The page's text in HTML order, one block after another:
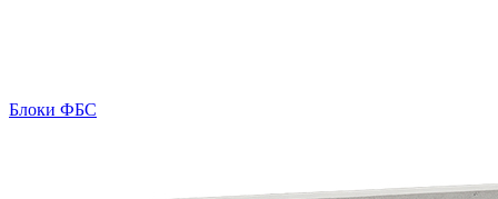
Блоки ФБС